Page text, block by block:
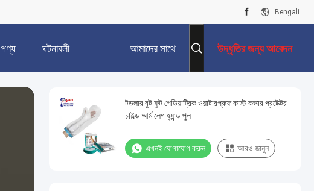
Bengali
পণ্য ঘটনাবলী আমাদের সাথে
যোগাযোগ করুন
উদ্ধৃতির জন্য আবেদন
টডলার বুট ফুট পেডিয়াট্রিক ওয়াটারপ্রুফ কাস্ট কভার প্রটেক্টর
চাইল্ড আর্ম লেগ হ্যান্ড পুল
এখনই যোগাযোগ করুন আরও জানুন